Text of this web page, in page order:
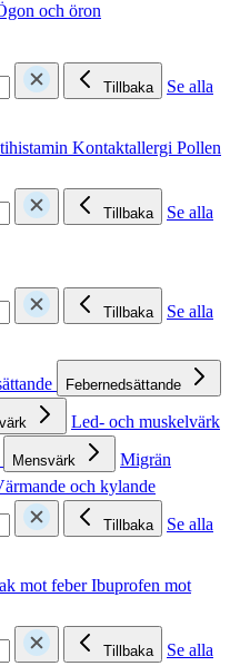
och öron
Tillbaka
Se alla
Kontaktallergi Pollen
Tillbaka
Se alla
Tillbaka
Se alla
Febernedsättande
Led- och muskelvärk
Mensvärk
Migrän
och kylande
Tillbaka
Se alla
mot feberIbuprofen mot
Tillbaka
Se alla